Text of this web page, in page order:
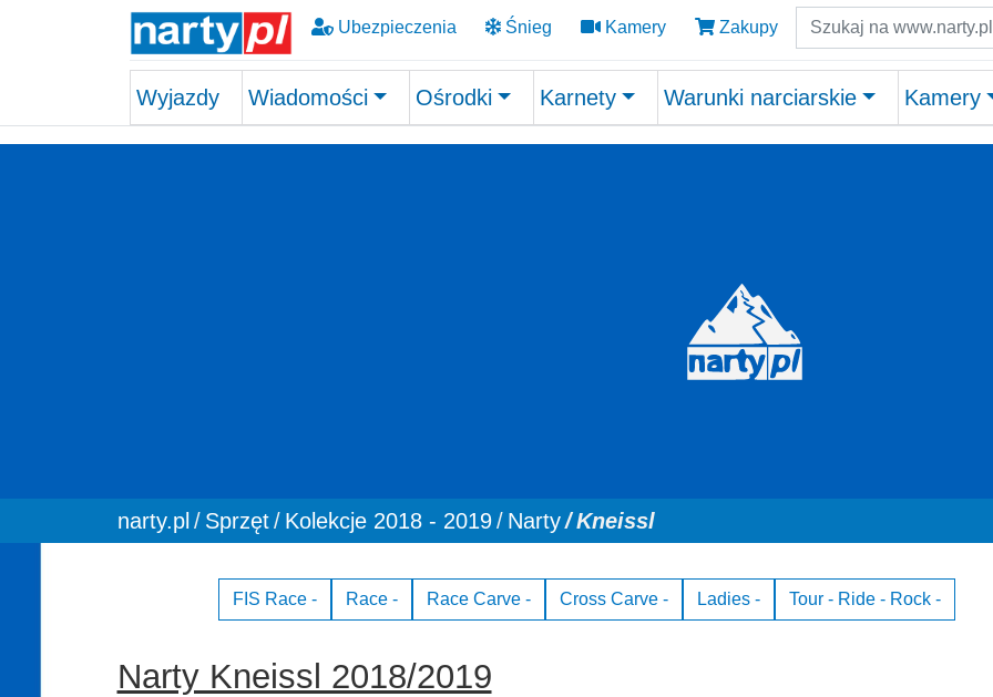
Ubezpieczenia Śnieg Kamery Zakupy Szukaj
Wyjazdy Wiadomości Ośrodki Karnety Warunki narciarskie Kamery
You are here:
narty.pl Sprzęt Kolekcje 2018 - 2019 Narty Kneissl
FIS Race - Race - Race Carve - Cross Carve - Ladies - Tour - Ride - Rock -
Narty Kneissl 2018/2019